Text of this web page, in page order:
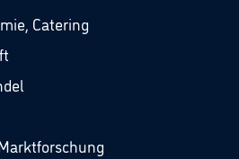
Catering